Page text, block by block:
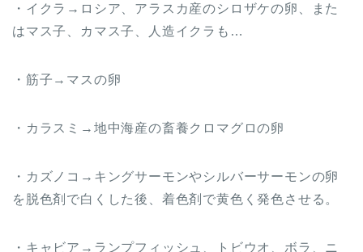
・イクラ→ロシア、アラスカ産のシロザケの卵、また
はマス子、カマス子、人造イクラも…
・筋子→マスの卵
・カラスミ→地中海産の畜養クロマグロの卵
・カズノコ→キングサーモンやシルバーサーモンの卵
を脱色剤で白くした後、着色剤で黄色く発色させる。
・キャビア→ランプフィッシュ、トビウオ、ボラ、ニ